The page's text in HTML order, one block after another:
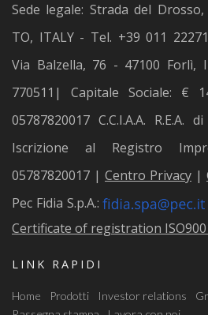
Sede legale: Strada del
TO, ITALY - Tel. +39 011
Via Balzella, 76 - 47100 Forlì,
770511| Capitale Sociale: €
05787820017 C.C.I.A.A.
Iscrizione al Registro
05787820017 | Centro Privacy |
Pec Fidia S.p.A.:
Certificate of registration
LINK RAPIDI
Home Prodotti Investor relations